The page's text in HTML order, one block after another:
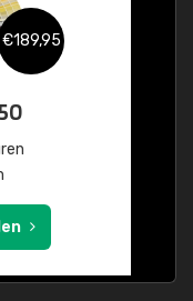
€189,95